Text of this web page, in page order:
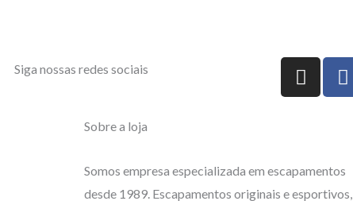
Siga nossas redes sociais
I
n
g
F
a
o
Sobre a loja
Somos empresa especializada em escapamentos
desde 1989. Escapamentos originais e esportivos,